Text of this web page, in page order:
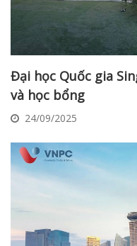
Đại học Quốc gia
và học bổng
24/09/2025